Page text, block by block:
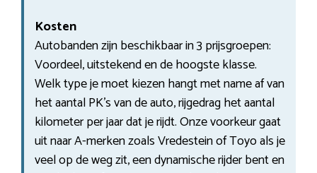
Kosten
Autobanden zijn beschikbaar in 3 prijsgroepen:
Voordeel, uitstekend en de hoogste klasse.
Welk type je moet kiezen hangt met name af van
het aantal PK’s van de auto, rijgedrag het aantal
kilometer per jaar dat je rijdt. Onze voorkeur gaat
uit naar A-merken zoals Vredestein of Toyo als je
veel op de weg zit, een dynamische rijder bent en